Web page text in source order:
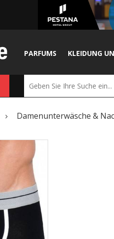
PARFUMS KLEIDUNG
Damenunterwäsche &